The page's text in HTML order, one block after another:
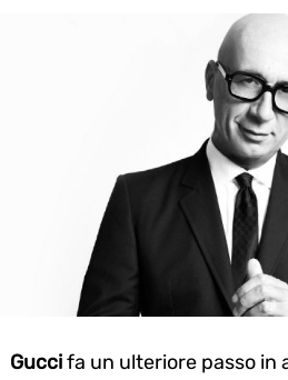
Guccifa un ulteriore passo in